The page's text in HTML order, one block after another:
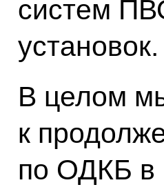
систем
установок.
В целом
к
по ОДКБ в